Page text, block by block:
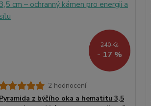
240 Kč
- 17 %
2 hodnocení
Pyramida z býčího oka a hematitu 3,5